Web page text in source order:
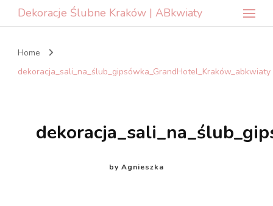
Dekoracje Ślubne Kraków | ABkwiaty
Home
dekoracja_sali_na_ślub_gipsówka_GrandHotel_Kraków_abkwiaty
by Agnieszka